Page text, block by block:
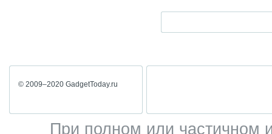
© 2009–2020 GadgetToday.ru
При полном или частичном